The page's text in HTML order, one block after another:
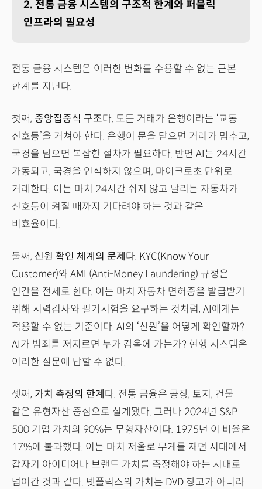
2. 전통 금융 시스템의 구조적 한계와 퍼블릭
인프라의 필요성
전통 금융 시스템은 이러한 변화를 수용할 수 없는 근본
한계를 지닌다.
첫째, 중앙집중식 구조다. 모든 거래가 은행이라는 ‘교통
신호등’을 거쳐야 한다. 은행이 문을 닫으면 거래가 멈추고,
국경을 넘으면 복잡한 절차가 필요하다. 반면 AI는 24시간
가동되고, 국경을 인식하지 않으며, 마이크로초 단위로
거래한다. 이는 마치 24시간 쉬지 않고 달리는 자동차가
신호등이 켜질 때까지 기다려야 하는 것과 같은
비효율이다.
둘째, 신원 확인 체계의 문제 다. KYC(Know Your
Customer)와 AML(Anti-Money Laundering) 규정은
인간을 전제로 한다. 이는 마치 자동차 면허증을 발급받기
위해 시력검사와 필기시험을 요구하는 것처럼, AI에게는
적용할 수 없는 기준이다. AI의 ‘신원’을 어떻게 확인할까?
AI가 범죄를 저지르면 누가 감옥에 가는가? 현행 시스템은
이러한 질문에 답할 수 없다.
셋째, 가치 측정의 한계 다. 전통 금융은 공장, 토지, 건물
같은 유형자산 중심으로 설계됐다. 그러나 2024년 S&P
500 기업 가치의 90%는 무형자산이다. 1975년 이 비율은
17%에 불과했다. 이는 마치 저울로 무게를 재던 시대에서
갑자기 아이디어나 브랜드 가치를 측정해야 하는 시대로
넘어간 것과 같다. 넷플릭스의 가치는 DVD 창고가 아니라